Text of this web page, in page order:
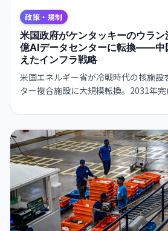
政策・規制
米国政府がケンタッキーのウラ
億AIデータセンターに転換——中
えたインフラ戦略
米国エネルギー省が冷戦時代の核施設
ター複合施設に大規模転換。2031年
を入れる。